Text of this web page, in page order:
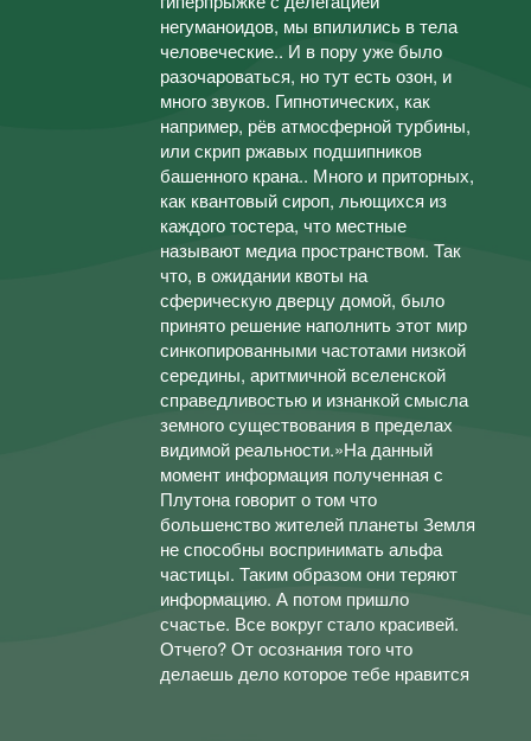
негуманоидов, мы впилились в тела
человеческие.. И в пору уже было
разочароваться, но тут есть озон, и
много звуков. Гипнотических, как
например, рёв атмосферной турбины,
или скрип ржавых подшипников
башенного крана.. Много и приторных,
как квантовый сироп, льющихся из
каждого тостера, что местные
называют медиа пространством. Так
что, в ожидании квоты на
сферическую дверцу домой, было
принято решение наполнить этот мир
синкопированными частотами низкой
середины, аритмичной вселенской
справедливостью и изнанкой смысла
земного существования в пределах
видимой реальности.»На данный
момент информация полученная с
Плутона говорит о том что
большенство жителей планеты Земля
не способны воспринимать альфа
частицы. Таким образом они теряют
информацию. А потом пришло
счастье. Все вокруг стало красивей.
Отчего? От осознания того что
делаешь дело которое тебе нравится